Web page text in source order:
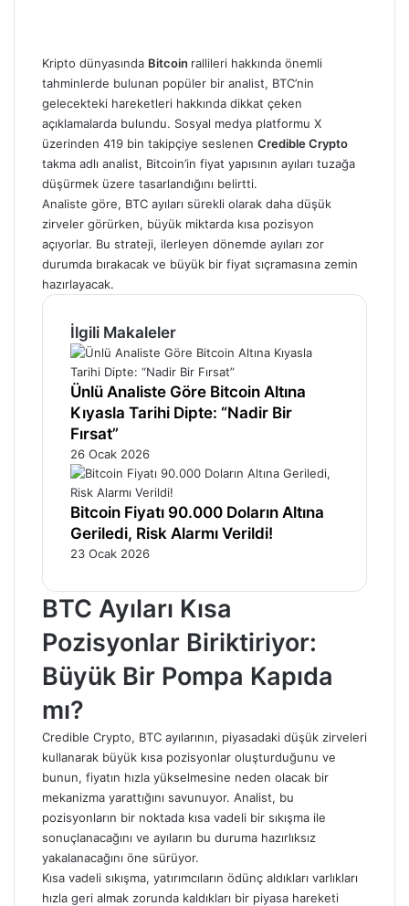
Kripto dünyasında Bitcoin rallileri hakkında önemli
tahminlerde bulunan popüler bir analist, BTC’nin
gelecekteki hareketleri hakkında dikkat çeken
açıklamalarda bulundu. Sosyal medya platformu X
üzerinden 419 bin takipçiye seslenen Credible Crypto
takma adlı analist, Bitcoin’in fiyat yapısının ayıları tuzağa
düşürmek üzere tasarlandığını belirtti.
Analiste göre, BTC ayıları sürekli olarak daha düşük
zirveler görürken, büyük miktarda kısa pozisyon
açıyorlar. Bu strateji, ilerleyen dönemde ayıları zor
durumda bırakacak ve büyük bir fiyat sıçramasına zemin
hazırlayacak.
İlgili Makaleler
Ünlü Analiste Göre Bitcoin Altına
Kıyasla Tarihi Dipte: “Nadir Bir
Fırsat”
26 Ocak 2026
Bitcoin Fiyatı 90.000 Doların Altına
Geriledi, Risk Alarmı Verildi!
23 Ocak 2026
BTC Ayıları Kısa
Pozisyonlar Biriktiriyor:
Büyük Bir Pompa Kapıda
mı?
Credible Crypto, BTC ayılarının, piyasadaki düşük zirveleri
kullanarak büyük kısa pozisyonlar oluşturduğunu ve
bunun, fiyatın hızla yükselmesine neden olacak bir
mekanizma yarattığını savunuyor. Analist, bu
pozisyonların bir noktada kısa vadeli bir sıkışma ile
sonuçlanacağını ve ayıların bu duruma hazırlıksız
yakalanacağını öne sürüyor.
Kısa vadeli sıkışma, yatırımcıların ödünç aldıkları varlıkları
hızla geri almak zorunda kaldıkları bir piyasa hareketi